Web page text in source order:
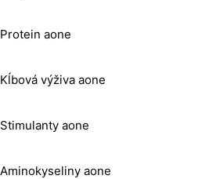
Protein aone
Kĺbová výživa aone
Stimulanty aone
Aminokyseliny aone